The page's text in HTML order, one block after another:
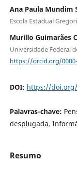
Ana Paula Mundim
Escola Estadual
Murillo Guimarães
Universidade Federal
https://orcid.org/0000-
DOI: https://doi.org/
Palavras-chave:
desplugada,
Resumo